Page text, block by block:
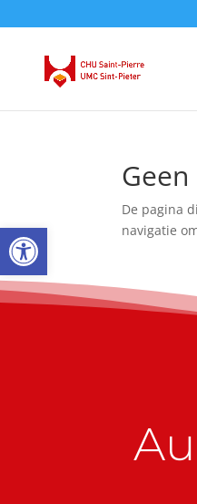
Open toolbar
De pagina
navigatie